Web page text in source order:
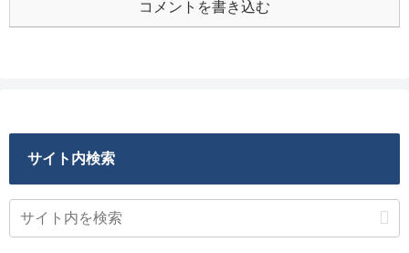
コメントを書き込む
サイト内検索